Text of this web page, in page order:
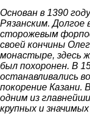
Основан в 1390
Рязанским. Долгое
сторожевым
своей кончины
монастыре, здесь
был похоронен. В
останавливались
покорение Казани.
одним из
крупных и